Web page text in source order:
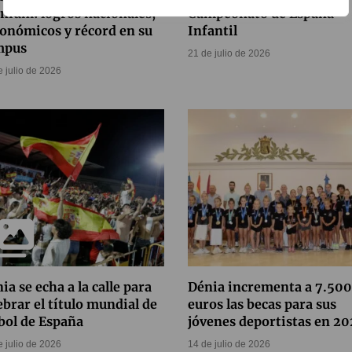
logros nacionales,
y récord en su
julio de 2026
Campeonato de España
Infantil
21 de julio de 2026
se echa a la calle para
el título mundial de
de España
julio de 2026
Dénia incrementa a 7.500
euros las becas para sus
jóvenes deportistas en
14 de julio de 2026